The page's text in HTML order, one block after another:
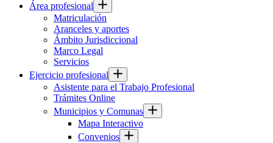
Área profesional
Matriculación
Aranceles y aportes
Ámbito Jurisdiccional
Marco Legal
Servicios
Ejercicio profesional
Asistente para el Trabajo Profesional
Trámites Online
Municipios y Comunas
Mapa Interactivo
Convenios